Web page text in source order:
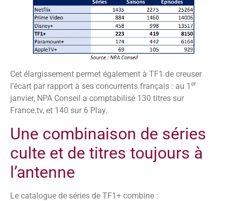
Cet élargissement permet également à TF1 de creuser
l’écart par rapport à ses concurrents français : au 1 er
janvier, NPA Conseil a comptabilisé 130 titres sur
France.tv, et 140 sur 6 Play.
Une combinaison de séries
culte et de titres toujours à
l’antenne
Le catalogue de séries de TF1+ combine :